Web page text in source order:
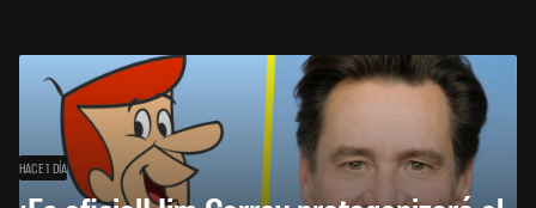
HACE 1 DÍA